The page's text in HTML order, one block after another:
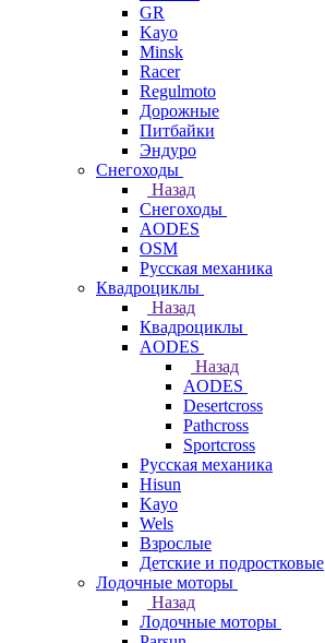
GR
Kayo
Minsk
Racer
Regulmoto
Дорожные
Питбайки
Эндуро
Снегоходы
Назад
Снегоходы
AODES
OSM
Русская механика
Квадроциклы
Назад
Квадроциклы
AODES
Назад
AODES
Desertcross
Pathcross
Sportcross
Русская механика
Hisun
Kayo
Wels
Взрослые
Детские и подростковые
Лодочные моторы
Назад
Лодочные моторы